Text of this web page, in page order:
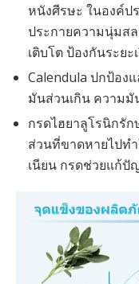
หนังศีรษะ ในองค์ป
ประกายความนุ่มส
เติบโต ป้องกันระย
Calendula ปกป้อง
มันส่วนเกิน ความมั
กรดไฮยาลูโรนิกรั
ส่วนที่ขาดหายไปท
เนียน กรดช่วยแก้